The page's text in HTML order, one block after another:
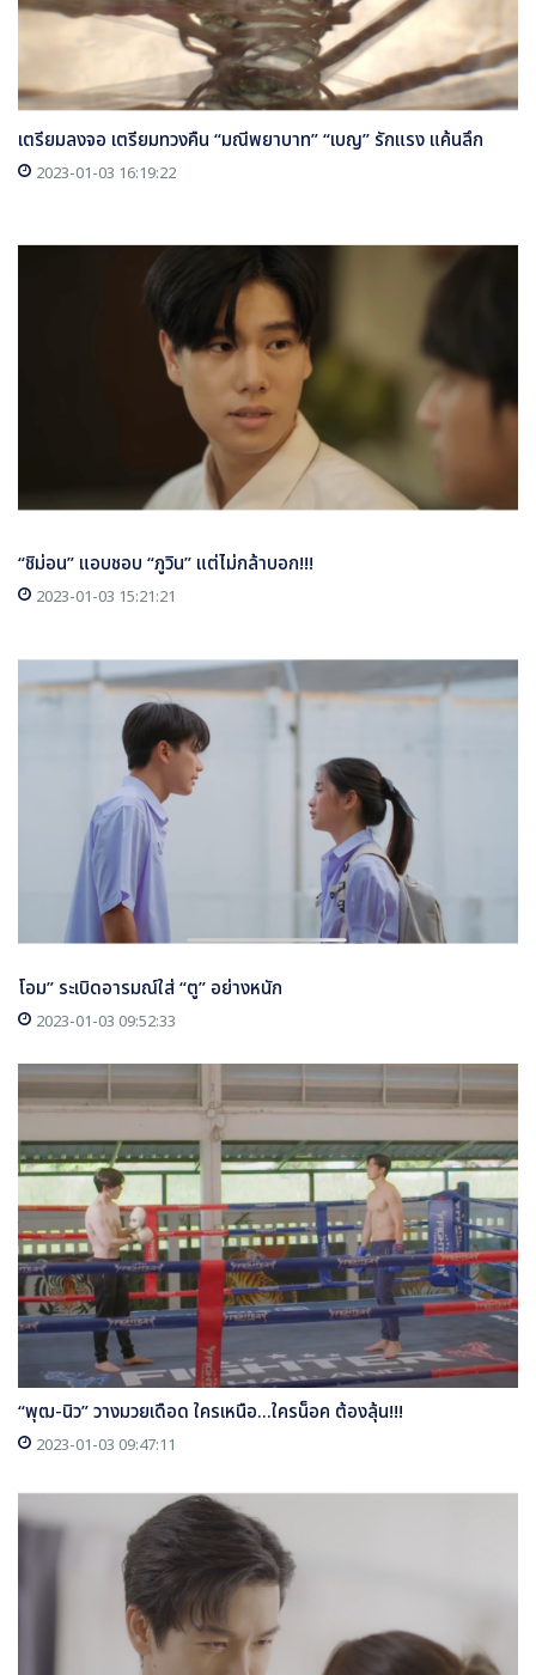
เตรียมลงจอ เตรียมทวงคืน “มณีพยาบาท” “เบญ” รักแรง แค้นลึก
2023-01-03 16:19:22
“ชิม่อน” แอบชอบ “ภูวิน” แต่ไม่กล้าบอก!!!
2023-01-03 15:21:21
โอม” ระเบิดอารมณ์ใส่ “ตู” อย่างหนัก
2023-01-03 09:52:33
“พุฒ-นิว” วางมวยเดือด ใครเหนือ...ใครน็อค ต้องลุ้น!!!
2023-01-03 09:47:11